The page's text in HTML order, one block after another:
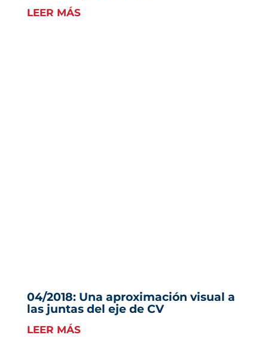
LEER MÁS
04/2018: Una aproximación visual a
las juntas del eje de CV
LEER MÁS